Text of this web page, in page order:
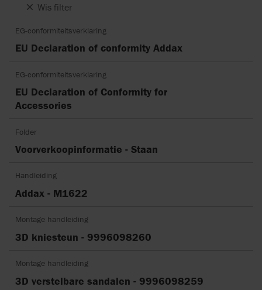
Wis filter
EG-conformiteitsverklaring
EU Declaration of conformity Addax
EG-conformiteitsverklaring
EU Declaration of Conformity for
Accessories
Folder
Voorverkoopinformatie - Staan
Handleiding
Addax - M1622
Montage handleiding
3D kniesteun - 9996098260
Montage handleiding
3D verstelbare sandalen - 9996098259